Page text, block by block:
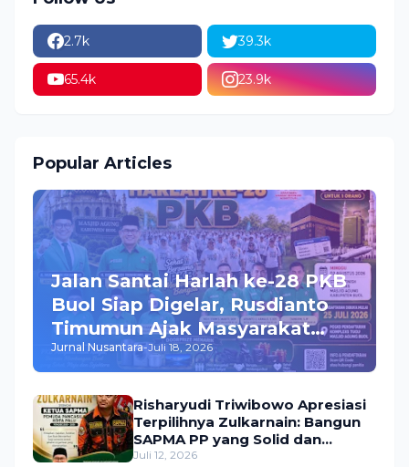
2.7k 39.3k
65.4k 23.9k
Popular Articles
Jalan Santai Harlah ke-28 PKB
Buol Siap Digelar, Rusdianto
Timumun Ajak Masyarakat
Meriahkan Acara, Hadiah
Utama Umroh Menanti Peserta
Jurnal Nusantara-Juli 18, 2026
Risharyudi Triwibowo Apresiasi
Terpilihnya Zulkarnain: Bangun
SAPMA PP yang Solid dan
Bermanfaat bagi Masyarakat
Juli 12, 2026